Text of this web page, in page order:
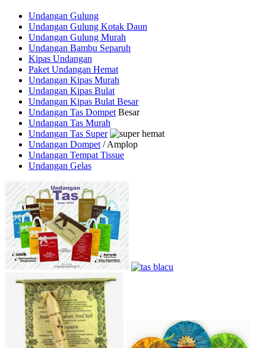
Undangan Gulung
Undangan Gulung Kotak Daun
Undangan Gulung Murah
Undangan Bambu Separuh
Kipas Undangan
Paket Undangan Hemat
Undangan Kipas Murah
Undangan Kipas Bulat
Undangan Kipas Bulat Besar
Undangan Tas DompetBesar
Undangan Tas Murah
Undangan Tas Super
Undangan Dompet/ Amplop
Undangan Tempat Tissue
Undangan Gelas